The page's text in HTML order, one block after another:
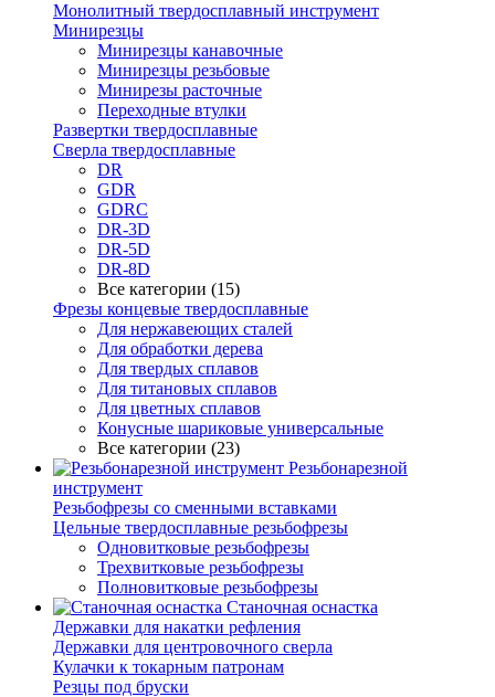
Монолитный твердосплавный инструмент
Минирезцы
Минирезцы канавочные
Минирезцы резьбовые
Минирезы расточные
Переходные втулки
Развертки твердосплавные
Сверла твердосплавные
DR
GDR
GDRC
DR-3D
DR-5D
DR-8D
Все категории (15)
Фрезы концевые твердосплавные
Для нержавеющих сталей
Для обработки дерева
Для твердых сплавов
Для титановых сплавов
Для цветных сплавов
Конусные шариковые универсальные
Все категории (23)
Резьбонарезной
инструмент
Резьбофрезы со сменными вставками
Цельные твердосплавные резьбофрезы
Одновитковые резьбофрезы
Трехвитковые резьбофрезы
Полновитковые резьбофрезы
Станочная оснастка
Державки для накатки рефления
Державки для центровочного сверла
Кулачки к токарным патронам
Резцы под бруски